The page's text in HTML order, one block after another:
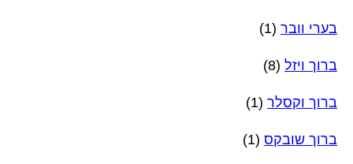
בערי וובר (1)
ברוך ויזל (8)
ברוך וקסלר (1)
ברוך שובקס (1)